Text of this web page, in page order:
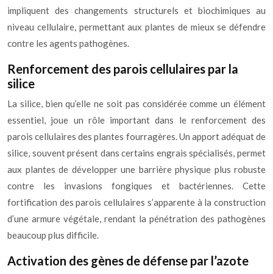
impliquent des changements structurels et biochimiques au
niveau cellulaire, permettant aux plantes de mieux se défendre
contre les agents pathogènes.
Renforcement des parois cellulaires par la
silice
La silice, bien qu’elle ne soit pas considérée comme un élément
essentiel, joue un rôle important dans le renforcement des
parois cellulaires des plantes fourragères. Un apport adéquat de
silice, souvent présent dans certains engrais spécialisés, permet
aux plantes de développer une barrière physique plus robuste
contre les invasions fongiques et bactériennes. Cette
fortification des parois cellulaires s’apparente à la construction
d’une armure végétale, rendant la pénétration des pathogènes
beaucoup plus difficile.
Activation des gènes de défense par l’azote